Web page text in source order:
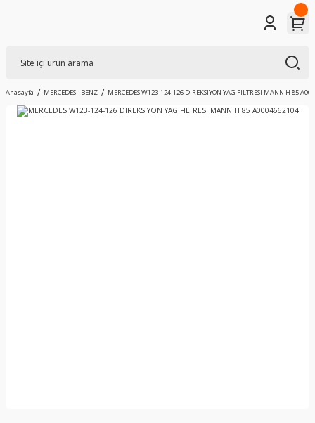
Anasayfa MERCEDES - BENZ MERCEDES W123-124-126 DIREKSIYON YAG FILTRESI MANN H 85